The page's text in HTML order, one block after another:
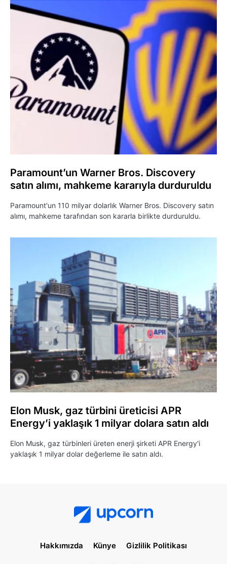
Paramount’un Warner Bros. Discovery
satın alımı, mahkeme kararıyla durduruldu
Paramount'un 110 milyar dolarlık Warner Bros. Discovery satın
alımı, mahkeme tarafından son kararla birlikte durduruldu.
Elon Musk, gaz türbini üreticisi APR
Energy’i yaklaşık 1 milyar dolara satın aldı
Elon Musk, gaz türbinleri üreten enerji şirketi APR Energy'i
yaklaşık 1 milyar dolar değerleme ile satın aldı.
Hakkımızda Künye Gizlilik Politikası